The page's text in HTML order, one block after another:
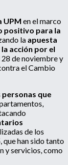
UPM en el marco
positivo para la
la apuesta
acción por el
de noviembre y
el Cambio
personas que
de los
han sido tanto
y servicios, como